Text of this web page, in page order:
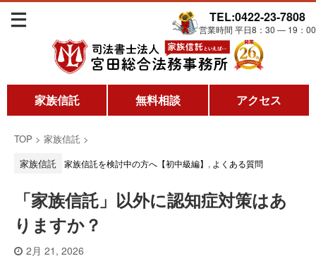
TEL:0422-23-7808
営業時間 平日8：30 ― 19：00
家族信託 無料相談 アクセス
TOP > 家族信託 >
家族信託
家族信託を検討中の方へ【初中級編】 , よくある質問
「家族信託」以外に認知症対策はあ
りますか？
2月 21, 2026